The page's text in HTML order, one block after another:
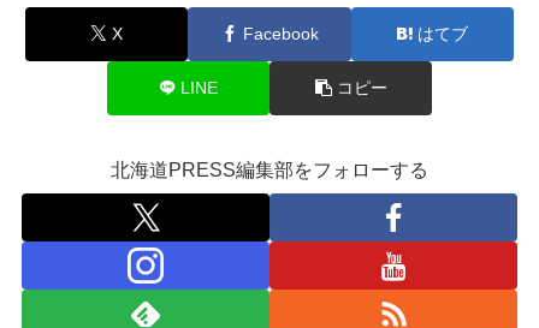
X Facebook はてブ
LINE コピー
北海道PRESS編集部をフォローする